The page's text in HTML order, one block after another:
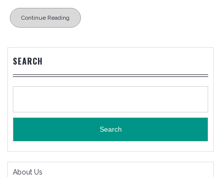
Continue Reading
SEARCH
Search
About Us